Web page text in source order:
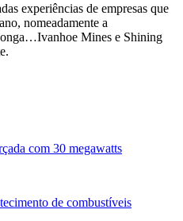
experiências de empresas que
nomeadamente a
Mines e Shining
com 30 megawatts
de combustíveis